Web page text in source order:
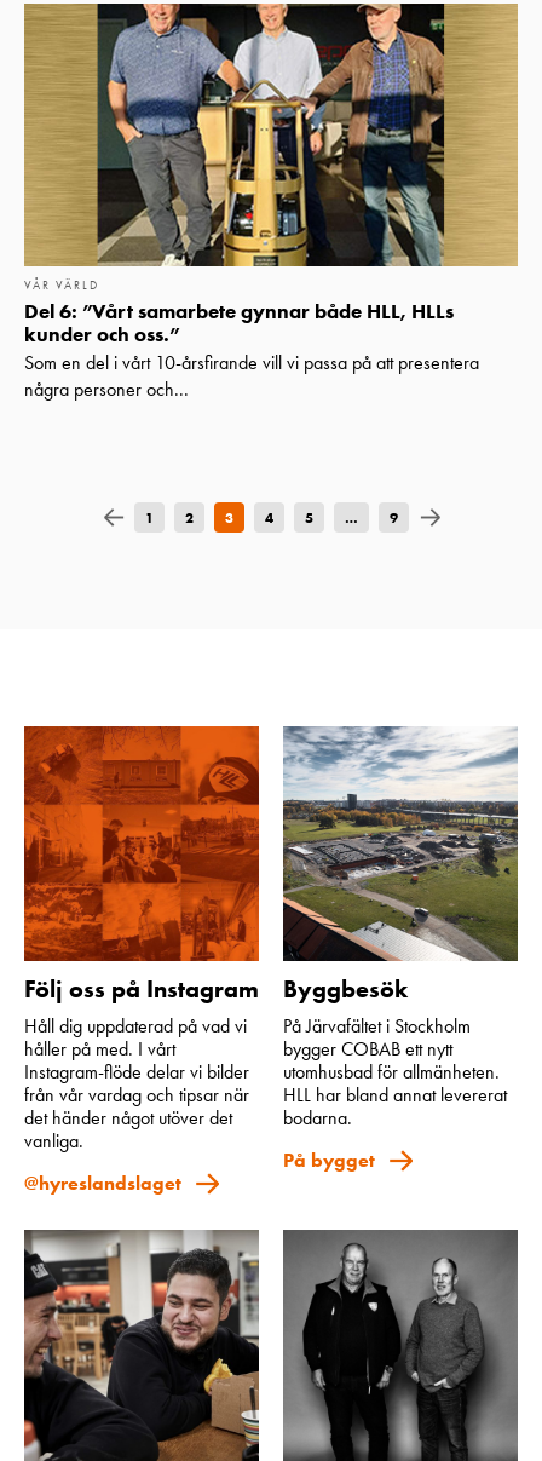
VÅR VÄRLD
Del 6: ”Vårt samarbete gynnar både HLL, HLLs
kunder och oss.”
Som en del i vårt 10-årsfirande vill vi passa på att presentera
några personer och...
1 2 3 4 5 … 9
Följ oss på Instagram
Håll dig uppdaterad på vad vi
håller på med. I vårt
Instagram-flöde delar vi bilder
från vår vardag och tipsar när
det händer något utöver det
vanliga.
@hyreslandslaget
Byggbesök
På Järvafältet i Stockholm
bygger COBAB ett nytt
utomhusbad för allmänheten.
HLL har bland annat levererat
bodarna.
På bygget